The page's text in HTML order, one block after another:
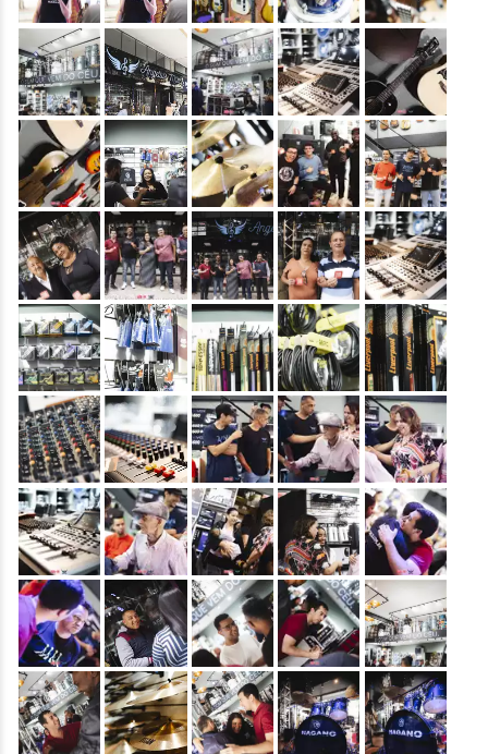
&nbsp; &nbsp; &nbsp; &nbsp; &nbsp;
&nbsp; &nbsp; &nbsp; &nbsp; &nbsp;
&nbsp; &nbsp; &nbsp; &nbsp; &nbsp;
&nbsp; &nbsp; &nbsp; &nbsp; &nbsp;
&nbsp; &nbsp; &nbsp; &nbsp; &nbsp;
&nbsp; &nbsp; &nbsp; &nbsp; &nbsp;
&nbsp; &nbsp; &nbsp; &nbsp; &nbsp;
&nbsp; &nbsp; &nbsp; &nbsp; &nbsp;